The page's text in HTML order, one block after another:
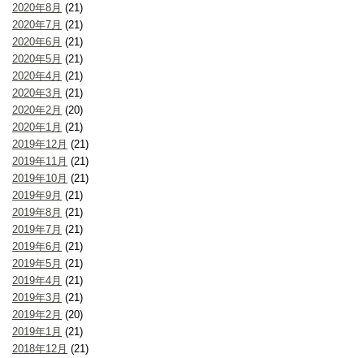
2020年8月 (21)
2020年7月 (21)
2020年6月 (21)
2020年5月 (21)
2020年4月 (21)
2020年3月 (21)
2020年2月 (20)
2020年1月 (21)
2019年12月 (21)
2019年11月 (21)
2019年10月 (21)
2019年9月 (21)
2019年8月 (21)
2019年7月 (21)
2019年6月 (21)
2019年5月 (21)
2019年4月 (21)
2019年3月 (21)
2019年2月 (20)
2019年1月 (21)
2018年12月 (21)